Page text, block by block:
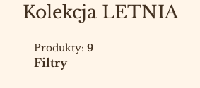
Kolekcja LETNIA
Produkty: 9
Filtry